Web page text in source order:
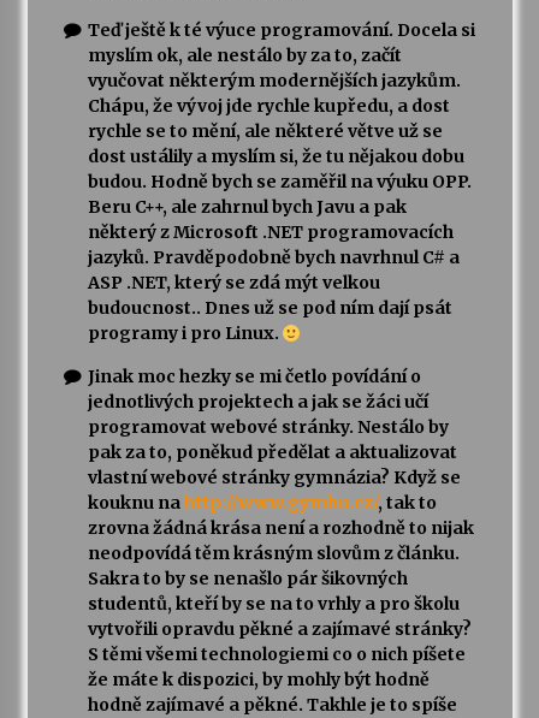
Teď ještě k té výuce programování. Docela si
myslím ok, ale nestálo by za to, začít
vyučovat některým modernějších jazykům.
Chápu, že vývoj jde rychle kupředu, a dost
rychle se to mění, ale některé větve už se
dost ustálily a myslím si, že tu nějakou dobu
budou. Hodně bych se zaměřil na výuku OPP.
Beru C++, ale zahrnul bych Javu a pak
některý z Microsoft .NET programovacích
jazyků. Pravděpodobně bych navrhnul C# a
ASP .NET, který se zdá mýt velkou
budoucnost.. Dnes už se pod ním dají psát
programy i pro Linux.
Jinak moc hezky se mi četlo povídání o
jednotlivých projektech a jak se žáci učí
programovat webové stránky. Nestálo by
pak za to, poněkud předělat a aktualizovat
vlastní webové stránky gymnázia? Když se
kouknu nahttp://www.gymhu.cz/, tak to
zrovna žádná krása není a rozhodně to nijak
neodpovídá těm krásným slovům z článku.
Sakra to by se nenašlo pár šikovných
studentů, kteří by se na to vrhly a pro školu
vytvořili opravdu pěkné a zajímavé stránky?
S těmi všemi technologiemi co o nich píšete
že máte k dispozici, by mohly být hodně
hodně zajímavé a pěkné. Takhle je to spíše